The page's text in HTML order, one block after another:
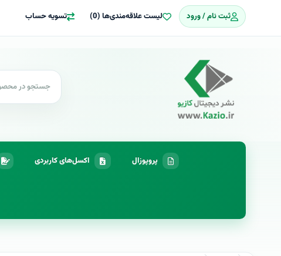
ثبت نام / ورود لیست علاقه‌مندی‌ها (0) تسویه حساب
پروپوزال اکسل‌های کاربردی